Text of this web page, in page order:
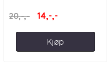
20,-,-
14,-,-
Kjøp